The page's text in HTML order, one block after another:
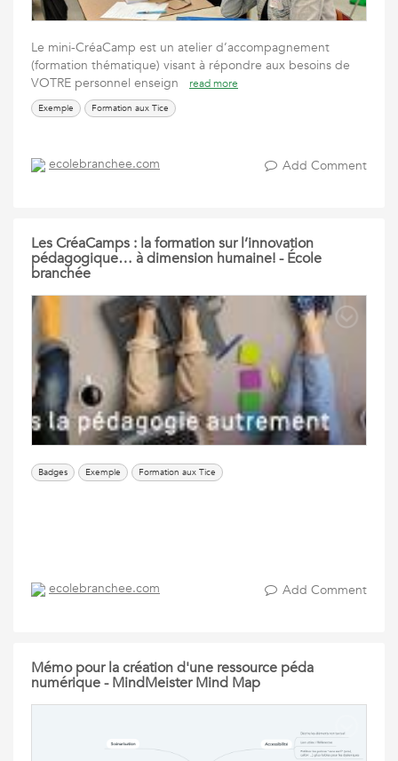
Le mini-CréaCamp est un atelier d’accompagnement
(formation thématique) visant à répondre aux besoins de
VOTRE personnel enseign
read more
Exemple Formation aux Tice
ecolebranchee.com Add Comment
Les CréaCamps : la formation sur l’innovation
pédagogique… à dimension humaine! - École
branchée
Badges Exemple Formation aux Tice
ecolebranchee.com Add Comment
Mémo pour la création d'une ressource péda
numérique - MindMeister Mind Map